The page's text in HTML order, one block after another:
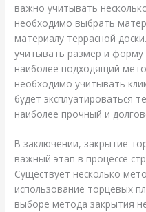
важно учитывать
необходимо выбрать
материалу террасной
учитывать размер и
наиболее подходящий
необходимо учитывать
будет эксплуатироваться
наиболее прочный и
В заключении, закрытие
важный этап в процессе
Существует несколько
использование торцевых
выборе метода закрытия